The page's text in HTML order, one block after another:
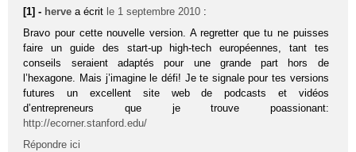
[1] - herve a écrit le 1 septembre 2010 :
Bravo pour cette nouvelle version. A regretter que tu ne puisses
faire un guide des start-up high-tech européennes, tant tes
conseils seraient adaptés pour une grande part hors de
l’hexagone. Mais j’imagine le défi! Je te signale pour tes versions
futures un excellent site web de podcasts et vidéos
d’entrepreneurs que je trouve poassionant:
http://ecorner.stanford.edu/
Répondre ici